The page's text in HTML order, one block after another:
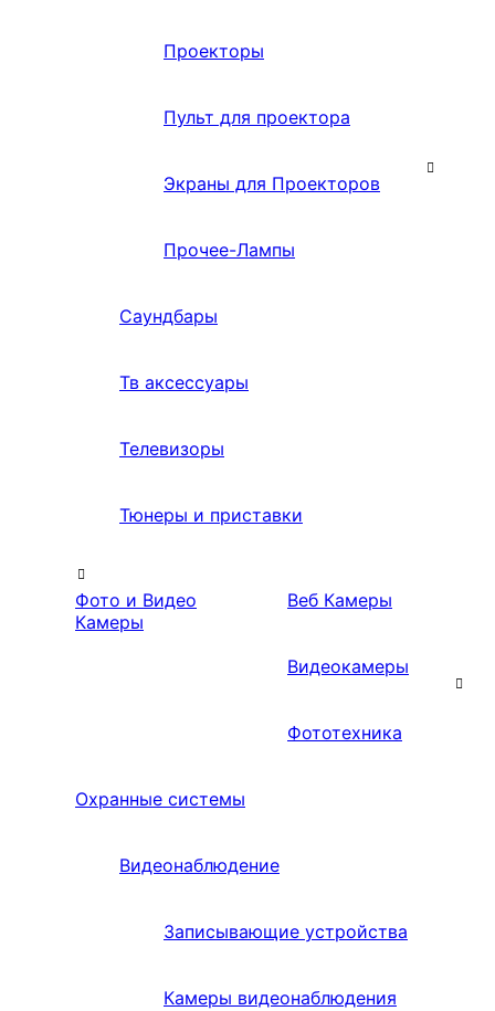
Проекторы
Пульт для проектора
Экраны для Проекторов
Прочее-Лампы
Саундбары
Тв аксессуары
Телевизоры
Тюнеры и приставки
Фото и Видео
Камеры
Веб Камеры
Видеокамеры
Фототехника
Охранные системы
Видеонаблюдение
Записывающие устройства
Камеры видеонаблюдения